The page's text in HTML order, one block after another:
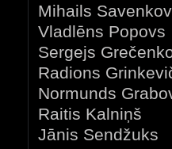
Mihails
Vladlēns
Sergejs
Radions
Normunds
Raitis
Jānis